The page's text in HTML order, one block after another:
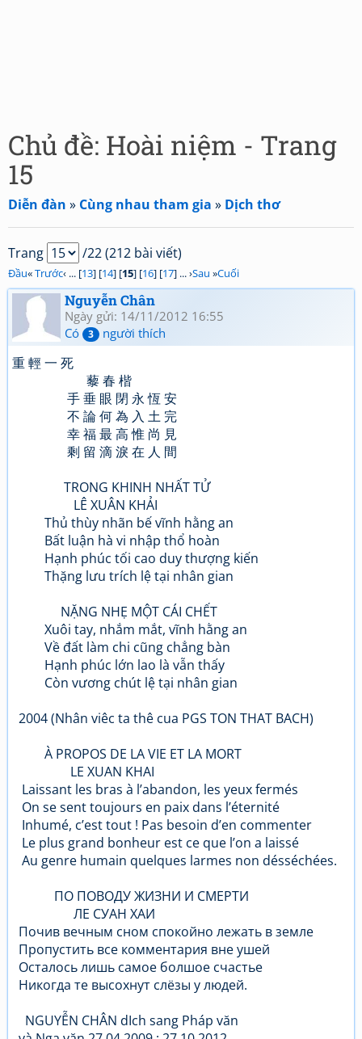
Chủ đề: Hoài niệm - Trang
15
Diễn đàn » Cùng nhau tham gia » Dịch thơ
Trang /22 (212 bài viết)
Đầu«Trước‹ ... [13] [14] [15] [16] [17] ... ›Sau »Cuối
Nguyễn Chân
Ngày gửi: 14/11/2012 16:55
Có
3 người thích
重 輕 一 死
藜 春 楷
手 垂 眼 閉 永 恆 安
不 論 何 為 入 土 完
幸 福 最 高 惟 尚 見
剩 留 滴 淚 在 人 間
TRONG KHINH NHẤT TỬ
LÊ XUÂN KHẢI
Thủ thùy nhãn bế vĩnh hằng an
Bất luận hà vi nhập thổ hoàn
Hạnh phúc tối cao duy thượng kiến
Thặng lưu trích lệ tại nhân gian
NẶNG NHẸ MỘT CÁI CHẾT
Xuôi tay, nhắm mắt, vĩnh hằng an
Về đất làm chi cũng chẳng bàn
Hạnh phúc lớn lao là vẫn thấy
Còn vương chút lệ tại nhân gian
2004 (Nhân viêc ta thê cua PGS TON THAT BACH)
À PROPOS DE LA VIE ET LA MORT
LE XUAN KHAI
Laissant les bras à l’abandon, les yeux fermés
On se sent toujours en paix dans l’éternité
Inhumé, c’est tout ! Pas besoin d’en commenter
Le plus grand bonheur est ce que l’on a laissé
Au genre humain quelques larmes non désséchées.
ПО ПОВОДУ ЖИЗНИ И СМЕРТИ
ЛЕ СУАН ХАИ
Почив вечным сном спокойно лежать в земле
Пропустить все комментария вне ушей
Осталось лишь самое болшое счастье
Никогда те высохнут слёзы у людей.
NGUYỄN CHÂN dIch sang Pháp văn